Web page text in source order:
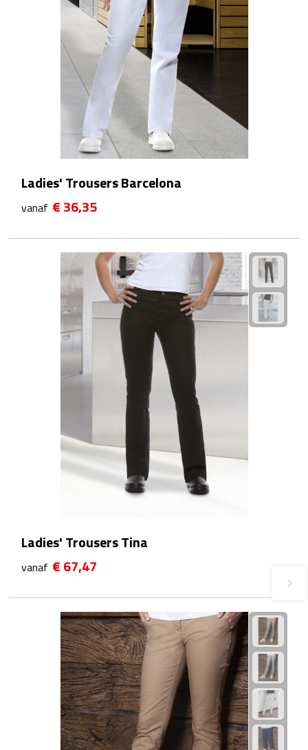
Fietspompen
Fietssloten
Fietsverlichting
Fiets reparatiesets
Zadelhoezen
Plastic bekers
Reisbekers
Drinkflessen
Opvouwbare drinkfles
Sportflessen
Thermosflessen
Waterflessen
Drinkglazen
Glazen & karaffen
Dubbelwandige glazen
Ladies' Trousers Barcelona
vanaf € 36,35
Ladies' Trousers Tina
vanaf € 67,47